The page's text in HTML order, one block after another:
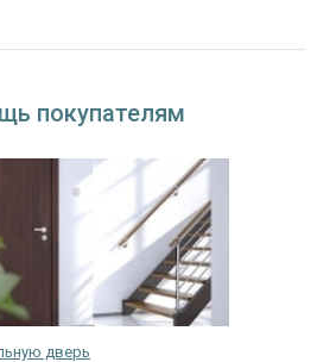
покупателям
дверь